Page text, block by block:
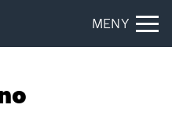
MENY